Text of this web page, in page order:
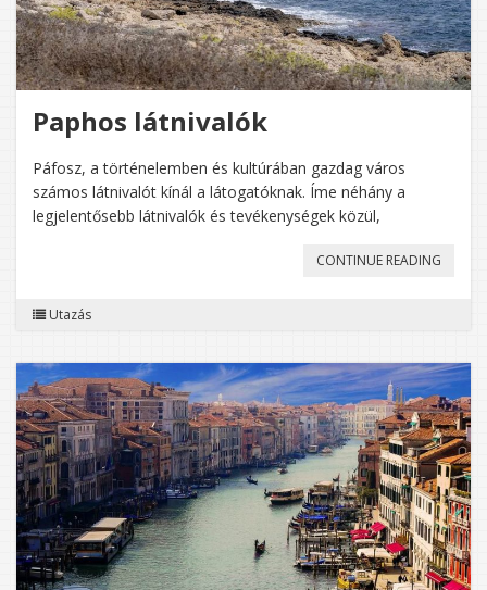
Paphos látnivalók
Páfosz, a történelemben és kultúrában gazdag város
számos látnivalót kínál a látogatóknak. Íme néhány a
legjelentősebb látnivalók és tevékenységek közül,
CONTINUE READING
Utazás